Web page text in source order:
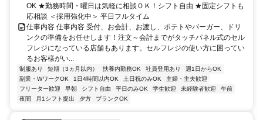
OK ★勤務時間・曜日は気軽に相談ＯＫ！シフト自由 ★固定シフトも
応相談 ＜採用強化中＞ 平日フルタイム
仕事内容 仕事内容 受付、お会計、お渡し、ポテトやバーガー、ドリ
ンクの準備をお任せします！注文～会計までがタッチパネル式のセル
フレジになっている店舗もあります。セルフレジの使い方に困ってい
るお客様がい...
制服あり 短期（3ヵ月以内） 扶養内勤務OK 社員登用あり
週1日からOK
副業・WワークOK
1日4時間以内OK 土日祝のみOK
主婦・主夫歓迎
フリーター歓迎
早朝 シフト自由 平日のみOK 学生歓迎 未経験者歓迎
午前
夜間
月1シフト提出 夕方 ブランクOK